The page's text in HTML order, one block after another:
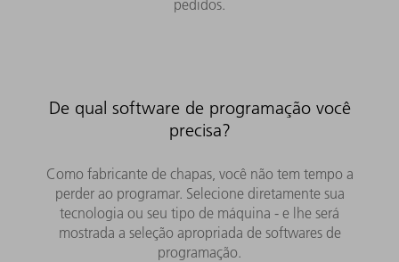
pedidos.
De qual software de programação você
precisa?
Como fabricante de chapas, você não tem tempo a
perder ao programar. Selecione diretamente sua
tecnologia ou seu tipo de máquina - e lhe será
mostrada a seleção apropriada de softwares de
programação.